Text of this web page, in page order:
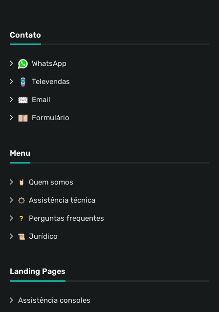
Contato
WhatsApp
Televendas
Email
Formulário
Menu
Quem somos
Assistência técnica
Perguntas frequentes
Jurídico
Landing Pages
Assistência consoles